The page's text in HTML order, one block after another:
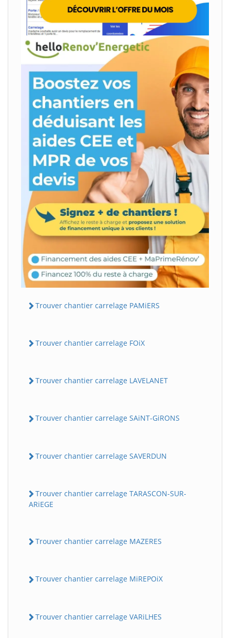
Trouver chantier carrelage PAMiERS
Trouver chantier carrelage FOiX
Trouver chantier carrelage LAVELANET
Trouver chantier carrelage SAiNT-GiRONS
Trouver chantier carrelage SAVERDUN
Trouver chantier carrelage TARASCON-SUR-
ARiEGE
Trouver chantier carrelage MAZERES
Trouver chantier carrelage MiREPOiX
Trouver chantier carrelage VARiLHES